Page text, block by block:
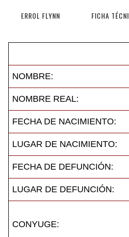
ERROL FLYNN FICHA
NOMBRE:
NOMBRE REAL:
FECHA DE NACIMIENTO:
LUGAR DE NACIMIENTO:
FECHA DE DEFUNCIÓN:
LUGAR DE DEFUNCIÓN:
CONYUGE: